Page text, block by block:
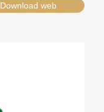
Download web